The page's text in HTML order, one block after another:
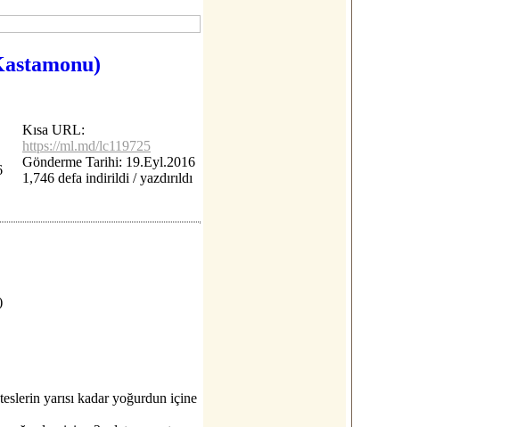
Kısa URL:
https://ml.md/lc119725
Gönderme Tarihi: 19.Eyl.2016
1,746 defa indirildi / yazdırıldı
yarısı kadar yoğurdun içine